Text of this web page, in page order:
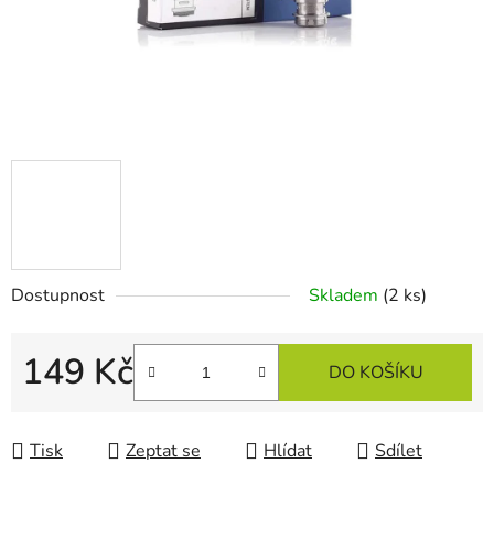
Dostupnost Skladem (2 ks)
149 Kč DO KOŠÍKU
Tisk Zeptat se Hlídat Sdílet